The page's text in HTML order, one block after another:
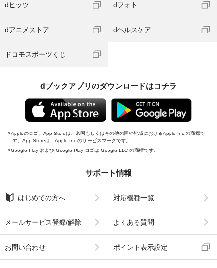
dヒッツ dフォト
dアニメストア dヘルスケア
ドコモスポーツくじ
dブックアプリのダウンロードはコチラ
Appleのロゴ、App Storeは、米国もしくはその他の国や地域におけるApple Inc.の商標で
す。App Storeは、Apple Inc.のサービスマークです。
Google Play および Google Play ロゴは Google LLC の商標です。
サポート情報
はじめての方へ 対応機種一覧
メールサービス登録/解除 よくある質問
お問い合わせ ポイント表示設定